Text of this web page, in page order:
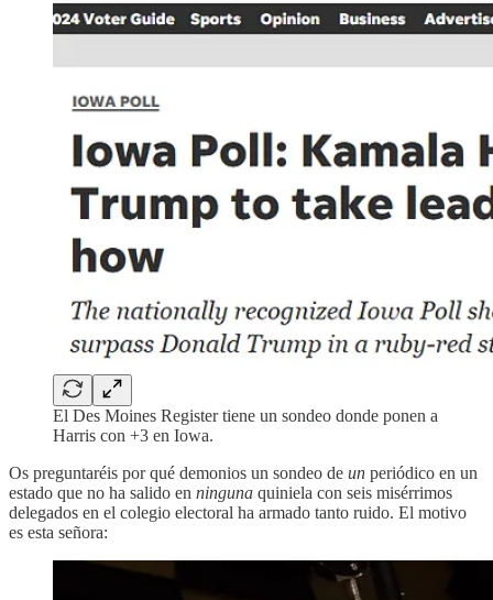
El Des Moines Register tiene un sondeo donde ponen a
Harris con +3 en Iowa.
Os preguntaréis por qué demonios un sondeo de un periódico en un
estado que no ha salido en ninguna quiniela con seis misérrimos
delegados en el colegio electoral ha armado tanto ruido. El motivo
es esta señora: